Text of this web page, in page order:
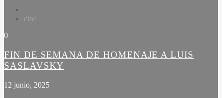
cine
0
FIN DE SEMANA DE HOMENAJE A LUIS
SASLAVSKY
12 junio, 2025